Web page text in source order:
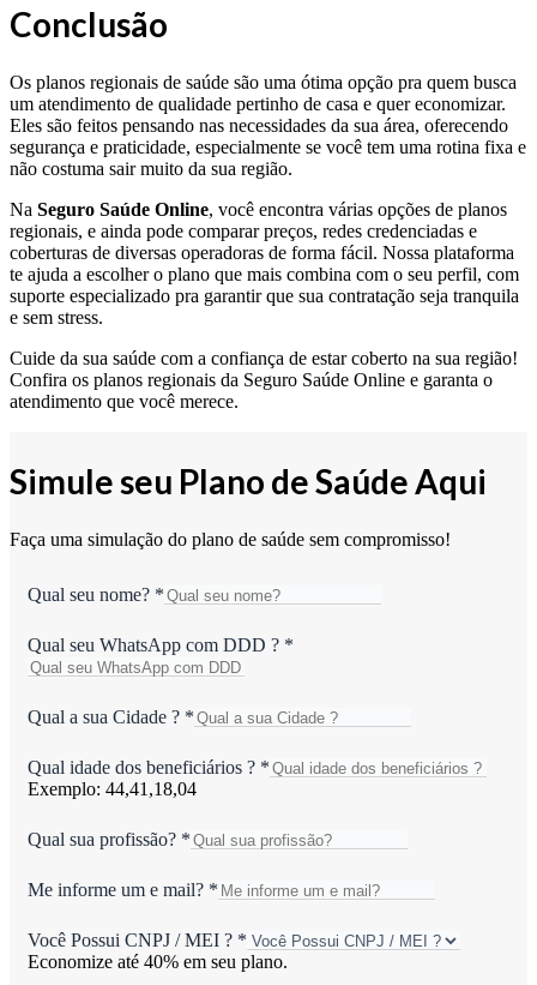
Conclusão
Os planos regionais de saúde são uma ótima opção pra quem busca
um atendimento de qualidade pertinho de casa e quer economizar.
Eles são feitos pensando nas necessidades da sua área, oferecendo
segurança e praticidade, especialmente se você tem uma rotina fixa e
não costuma sair muito da sua região.
Na Seguro Saúde Online, você encontra várias opções de planos
regionais, e ainda pode comparar preços, redes credenciadas e
coberturas de diversas operadoras de forma fácil. Nossa plataforma
te ajuda a escolher o plano que mais combina com o seu perfil, com
suporte especializado pra garantir que sua contratação seja tranquila
e sem stress.
Cuide da sua saúde com a confiança de estar coberto na sua região!
Confira os planos regionais da Seguro Saúde Online e garanta o
atendimento que você merece.
Simule seu Plano de Saúde Aqui
Faça uma simulação do plano de saúde sem compromisso!
Qual seu nome? *
Qual seu WhatsApp com DDD ? *
Qual a sua Cidade ? *
Qual idade dos beneficiários ? *
Exemplo: 44,41,18,04
Qual sua profissão? *
Me informe um e mail? *
Você Possui CNPJ / MEI ? *
Economize até 40% em seu plano.